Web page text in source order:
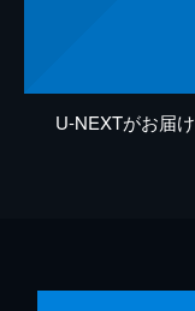
U-NEXTがお届